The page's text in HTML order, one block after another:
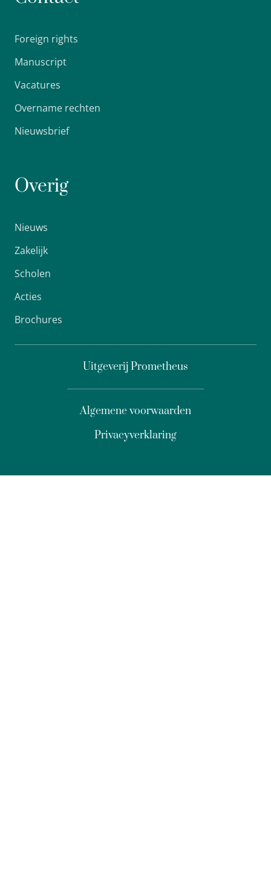
Foreign rights
Manuscript
Vacatures
Overname rechten
Nieuwsbrief
Overig
Nieuws
Zakelijk
Scholen
Acties
Brochures
Uitgeverij Prometheus
Privacyverklaring
Algemene voorwaarden